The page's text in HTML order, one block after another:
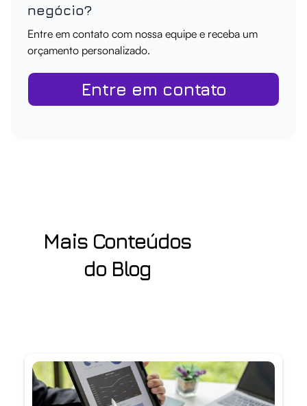
negócio?
Entre em contato com nossa equipe e receba um
orçamento personalizado.
Entre em contato
Mais Conteúdos
do Blog